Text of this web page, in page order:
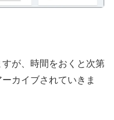
が、時間をおくと次第
カイブされていきま